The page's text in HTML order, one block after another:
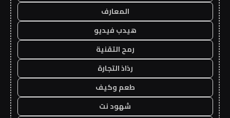
المعارف
هيدب فيديو
رمح التقنية
رذاذ التجارة
طعم وكيف
شهود نت